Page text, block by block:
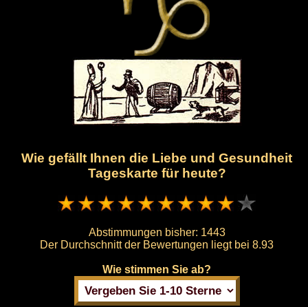
Wie gefällt Ihnen die Liebe und Gesundheit
Tageskarte für heute?
Abstimmungen bisher: 1443
Der Durchschnitt der Bewertungen liegt bei 8.93
Wie stimmen Sie ab?